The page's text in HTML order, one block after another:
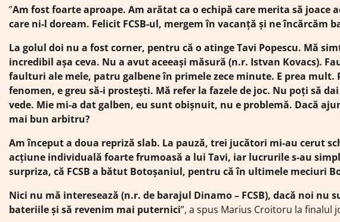
”Am fost foarte aproape. Am arătat ca o echipă care merita să
care ni-l doream. Felicit FCSB-ul, mergem în vacanță și ne încărcăm
La golul doi nu a fost corner, pentru că o atinge Tavi Popescu. Mă
incredibil așa ceva. Nu a avut aceeași măsură (n.r. Istvan Kovacs).
faulturi ale mele, patru galbene în primele zece minute. E prea
fenomen, e greu să-i prostești. Mă refer la fazele de joc. Nu poți să
vede. Mie mi-a dat galben, eu sunt obișnuit, nu e problemă. Dacă
mai bun arbitru?
Am început a doua repriză slab. La pauză, trei jucători mi-au cerut
acțiune individuală foarte frumoasă a lui Tavi, iar lucrurile s-au
surpriza, că FCSB a bătut Botoșaniul, pentru că în ultimele meciuri
Nici nu mă interesează (n.r. de barajul Dinamo – FCSB), dacă noi
bateriile și să revenim mai puternici”, a spus Marius Croitoru la finalul